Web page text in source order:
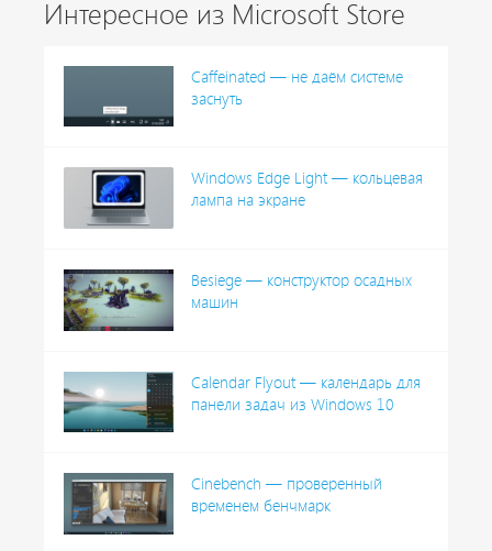
Интересное из Microsoft Store
Caffeinated — не даём системе
заснуть
Windows Edge Light — кольцевая
лампа на экране
Besiege — конструктор осадных
машин
Calendar Flyout — календарь для
панели задач из Windows 10
Cinebench — проверенный
временем бенчмарк